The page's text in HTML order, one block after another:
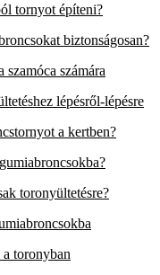
tornyot építeni?
biztonságosan?
számára
lépésről-lépésre
a kertben?
toronyültetésre?
a toronyban